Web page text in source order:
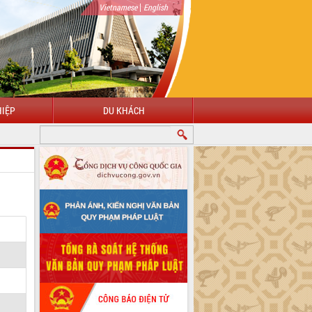
Vietnamese| English
DU KHÁCH